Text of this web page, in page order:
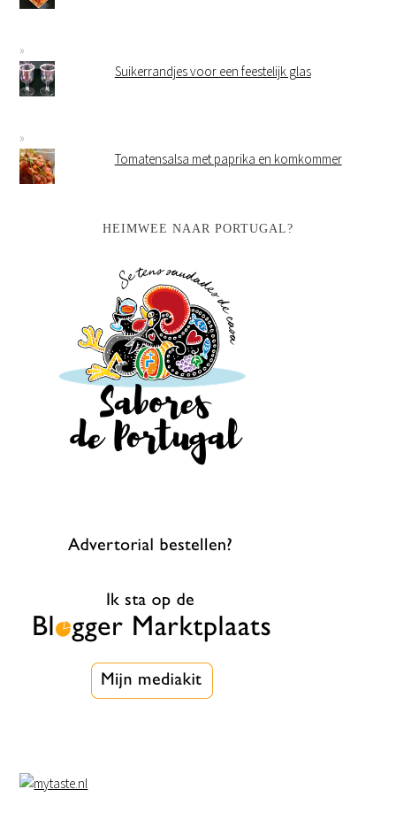
Suikerrandjes voor een feestelijk glas
Tomatensalsa met paprika en komkommer
HEIMWEE NAAR PORTUGAL?